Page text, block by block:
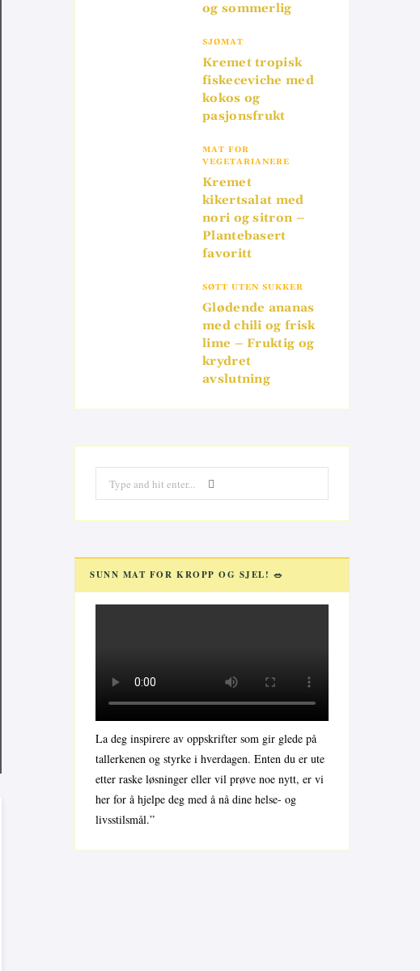
og sommerlig
SJØMAT
Kremet tropisk
fiskeceviche med
kokos og
pasjonsfrukt
MAT FOR
VEGETARIANERE
Kremet
kikertsalat med
nori og sitron –
Plantebasert
favoritt
SØTT UTEN SUKKER
Glødende ananas
med chili og frisk
lime – Fruktig og
krydret
avslutning
for:
SUNN MAT FOR KROPP OG SJEL! 🥗
La deg inspirere av oppskrifter som gir glede på
tallerkenen og styrke i hverdagen. Enten du er ute
etter raske løsninger eller vil prøve noe nytt, er vi
her for å hjelpe deg med å nå dine helse- og
livsstilsmål.”